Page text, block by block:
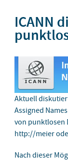
ICANN
Aktuell
Assigned
von punktlosen
http://meier
Nach dieser